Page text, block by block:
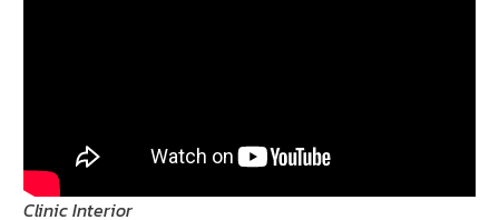
Clinic Interior